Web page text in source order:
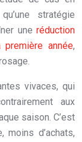
stratégie
une réduction
année,
vivaces, qui
aux
saison. C’est
moins d’achats,